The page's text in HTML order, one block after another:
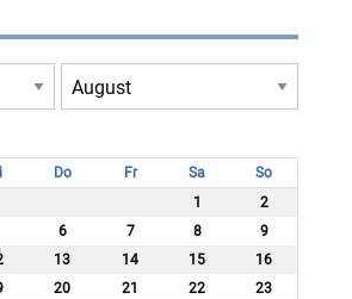
Do Fr Sa
So
1
2
6 7 8
9
13 14 15
16
20 21 22
23